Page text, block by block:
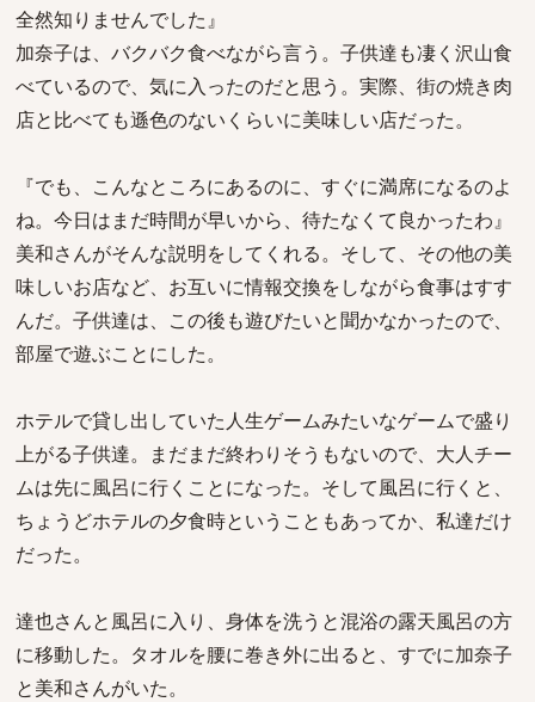
全然知りませんでした』
加奈子は、バクバク食べながら言う。子供達も凄く沢山食
べているので、気に入ったのだと思う。実際、街の焼き肉
店と比べても遜色のないくらいに美味しい店だった。
『でも、こんなところにあるのに、すぐに満席になるのよ
ね。今日はまだ時間が早いから、待たなくて良かったわ』
美和さんがそんな説明をしてくれる。そして、その他の美
味しいお店など、お互いに情報交換をしながら食事はすす
んだ。子供達は、この後も遊びたいと聞かなかったので、
部屋で遊ぶことにした。
ホテルで貸し出していた人生ゲームみたいなゲームで盛り
上がる子供達。まだまだ終わりそうもないので、大人チー
ムは先に風呂に行くことになった。そして風呂に行くと、
ちょうどホテルの夕食時ということもあってか、私達だけ
だった。
達也さんと風呂に入り、身体を洗うと混浴の露天風呂の方
に移動した。タオルを腰に巻き外に出ると、すでに加奈子
と美和さんがいた。